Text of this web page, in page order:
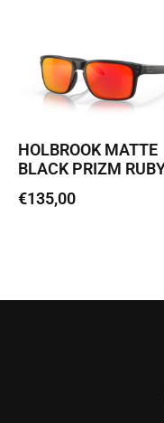
HOLBROOK MATTE
BLACK PRIZM
€135,00